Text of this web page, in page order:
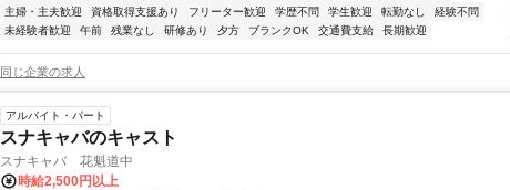
主婦・主夫歓迎
資格取得支援あり フリーター歓迎 学歴不問 学生歓迎 転勤なし
経験不問
未経験者歓迎
午前 残業なし 研修あり 夕方 ブランクOK 交通費支給 長期歓迎
同じ企業の求人
アルバイト・パート
スナキャバのキャスト
スナキャバ 花魁道中
時給2,500円以上